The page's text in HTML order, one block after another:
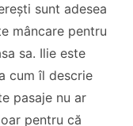
sunt adesea
mâncare pentru
sa. Ilie este
cum îl descrie
pasaje nu ar
pentru că